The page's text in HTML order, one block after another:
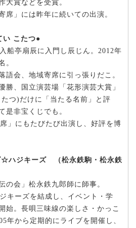
大賞などを受賞。
席」には昨年に続いての出演。
い こたつ●
船亭扇辰に入門し辰じん。2012年
。
語会、地域寄席に引っ張りだこ。
勝、国立演芸場「花形演芸大賞」
つ)だけに「当たる名前」と評
是非宝くじでも。
」にもたびたび出演し、好評を博
☆ハジキーズ
（松永鉄駒・松永鉄
の会」松永鉄九郎師に師事。
キーズを結成し、イベント・学
始。長唄三味線の楽しさ・かっこ
年から定期的にライブを開催し、